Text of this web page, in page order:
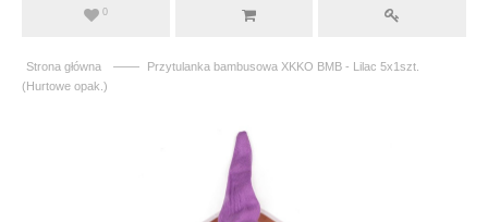
0
Strona główna ——
Przytulanka bambusowa XKKO BMB - Lilac 5x1szt.
(Hurtowe opak.)